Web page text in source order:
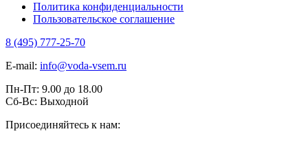
Политика конфиденциальности
Пользовательское соглашение
8 (495) 777-25-70
E-mail: info@voda-vsem.ru
Пн-Пт: 9.00 до 18.00
Сб-Вс: Выходной
Присоединяйтесь к нам: